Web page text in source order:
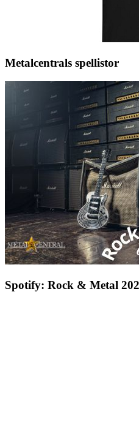
Metalcentrals spellistor
Spotify: Rock & Metal